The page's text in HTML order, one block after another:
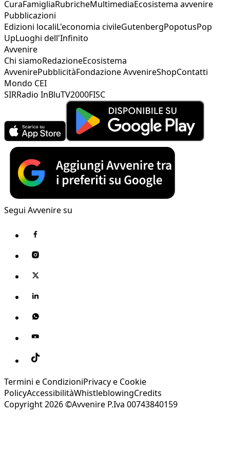
CuraFamigliaRubricheMultimediaEcosistema avvenire
Pubblicazioni
Edizioni localiL'economia civileGutenbergPopotusPop
UpLuoghi dell'Infinito
Avvenire
Chi siamoRedazioneEcosistema
AvvenirePubblicitàFondazione AvvenireShopContatti
Mondo CEI
SIRRadio InBluTV2000FISC
Segui Avvenire su
Termini e CondizioniPrivacy e Cookie
PolicyAccessibilitàWhistleblowingCredits
Copyright 2026 ©Avvenire P.Iva 00743840159